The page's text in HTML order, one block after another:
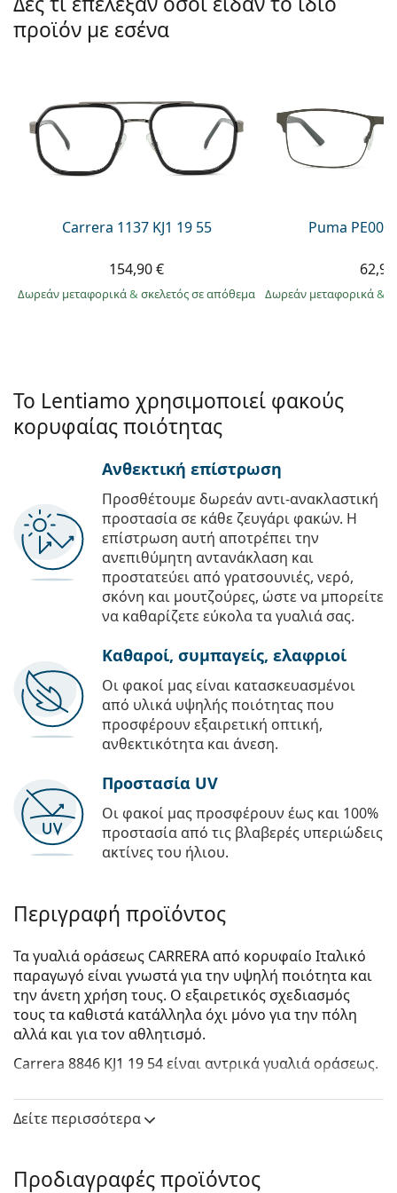
Όλες οι μάρκες
Persol
Όλες οι μάρκες
Όλα τα υγρά φακών
προϊόν με εσένα
Carrera 1137 KJ1 19 55
154,90 €
Δωρεάν μεταφορικά& σκελετός σε απόθεμα
Puma
Δωρεάν μεταφορικά&
Το Lentiamo χρησιμοποιεί φακούς
κορυφαίας ποιότητας
Ανθεκτική επίστρωση
Προσθέτουμε δωρεάν αντι-ανακλαστική
προστασία σε κάθε ζευγάρι φακών. Η
επίστρωση αυτή αποτρέπει την
ανεπιθύμητη αντανάκλαση και
προστατεύει από γρατσουνιές, νερό,
σκόνη και μουτζούρες, ώστε να μπορείτε
να καθαρίζετε εύκολα τα γυαλιά σας.
Καθαροί, συμπαγείς, ελαφριοί
Οι φακοί μας είναι κατασκευασμένοι
από υλικά υψηλής ποιότητας που
προσφέρουν εξαιρετική οπτική,
ανθεκτικότητα και άνεση.
Προστασία UV
Οι φακοί μας προσφέρουν έως και 100%
προστασία από τις βλαβερές υπεριώδεις
ακτίνες του ήλιου.
Περιγραφή προϊόντος
Τα γυαλιά οράσεως CARRERA από κορυφαίο Ιταλικό
παραγωγό είναι γνωστά για την υψηλή ποιότητα και
την άνετη χρήση τους. Ο εξαιρετικός σχεδιασμός
τους τα καθιστά κατάλληλα όχι μόνο για την πόλη
αλλά και για τον αθλητισμό.
Carrera 8846 KJ1 19 54είναι αντρικά γυαλιά οράσεως.
οράσεως με τη λειτουργία του Εικονικού καθρέφτη
του Lentiamo.
Δείτε περισσότερα
Προδιαγραφές προϊόντος